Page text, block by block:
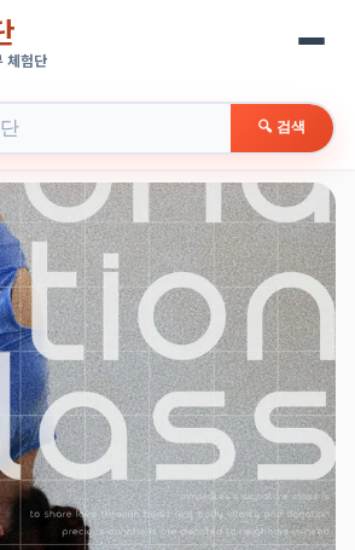
체험단
🔍 검색